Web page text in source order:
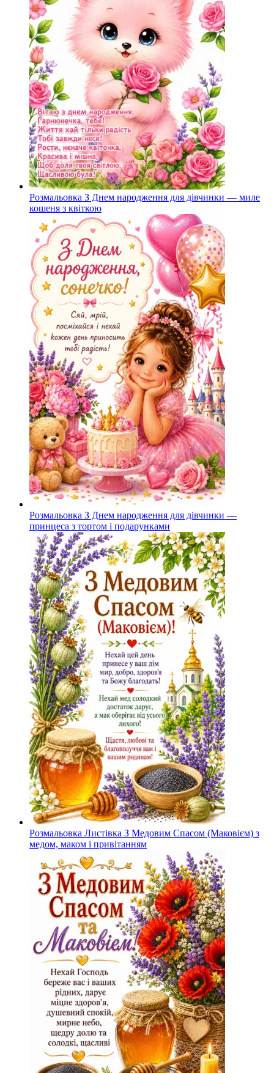
Розмальовка З Днем народження для дівчинки — миле
кошеня з квіткою
Розмальовка З Днем народження для дівчинки —
принцеса з тортом і подарунками
Розмальовка Листівка З Медовим Спасом (Маковієм) з
медом, маком і привітанням